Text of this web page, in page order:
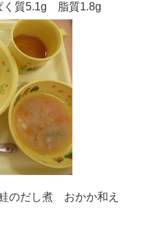
く質5.1g 脂質1.8g
のだし煮 おかか和え